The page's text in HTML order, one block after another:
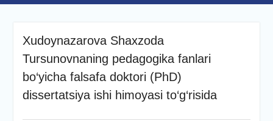
Xudoynazarova Shaxzoda
Tursunovnaning pedagogika fanlari
bo‘yicha falsafa doktori (PhD)
dissertatsiya ishi himoyasi to‘g‘risida